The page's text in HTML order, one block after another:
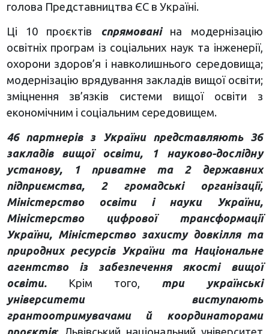
голова Представництва ЄС в Україні.
Ці 10 проєктів спрямовані
на модернізацію
освітніх програм із соціальних наук та інженерії,
охорони здоров’я і навколишнього середовища;
модернізацію врядування закладів вищої освіти;
зміцнення зв’язків системи вищої освіти з
економічним і соціальним середовищем.
46 партнерів з України представляють 36
закладів вищої освіти, 1 науково-дослідну
установу, 1 приватне та 2 державних
підприємства, 2 громадські організації,
Міністерство освіти і науки України,
Міністерство цифрової трансформації
України, Міністерство захисту довкілля та
природних ресурсів України та Національне
агентство із забезпечення якості вищої
освіти.Крім того, три українські
університети виступають
грантоотримувачами й координаторами
проєктів: Львівський національний університет